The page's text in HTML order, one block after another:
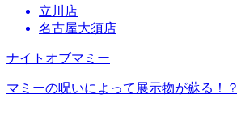
立川店
名古屋大須店
ナイトオブマミー
マミーの呪いによって展示物が蘇る！？